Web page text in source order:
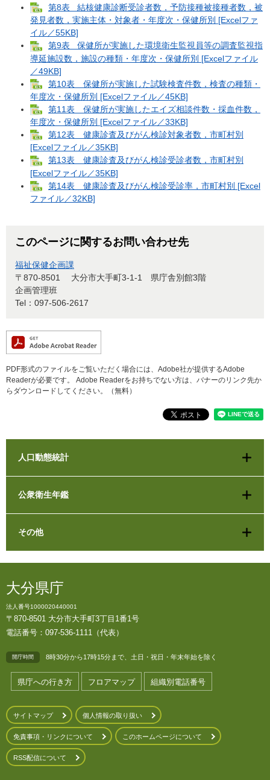
第8表 結核健康診断受診者数，予防接種被接種者数，被
発見者数，実施主体・対象者・年度次・保健所別 [Excelファ
イル／55KB]
第9表 保健所が実施した環境衛生監視員等の調査監視指
導延施設数，施設の種類・年度次・保健所別 [Excelファイル
／49KB]
第10表 保健所が実施した試験検査件数，検査の種類・
年度次・保健所別 [Excelファイル／45KB]
第11表 保健所が実施したエイズ相談件数・採血件数，
年度次・保健所別 [Excelファイル／33KB]
第12表 健康診査及びがん検診対象者数，市町村別
[Excelファイル／35KB]
第13表 健康診査及びがん検診受診者数，市町村別
[Excelファイル／35KB]
第14表 健康診査及びがん検診受診率，市町村別 [Excel
ファイル／32KB]
このページに関するお問い合わせ先
福祉保健企画課
〒870-8501
大分市大手町3-1-1 県庁舎別館3階
企画管理班
Tel：097-506-2617
PDF形式のファイルをご覧いただく場合には、Adobe社が提供するAdobe
Readerが必要です。
Adobe Readerをお持ちでない方は、バナーのリンク先か
らダウンロードしてください。（無料）
人口動態統計
公衆衛生年鑑
その他
大分県庁
法人番号1000020440001
〒870-8501 大分市大手町3丁目1番1号
電話番号：097-536-1111（代表）
開庁時間 8時30分から17時15分まで、土日・祝日・年末年始を除く
県庁への行き方 フロアマップ 組織別電話番号
サイトマップ 個人情報の取り扱い
免責事項・リンクについて このホームページについて
RSS配信について